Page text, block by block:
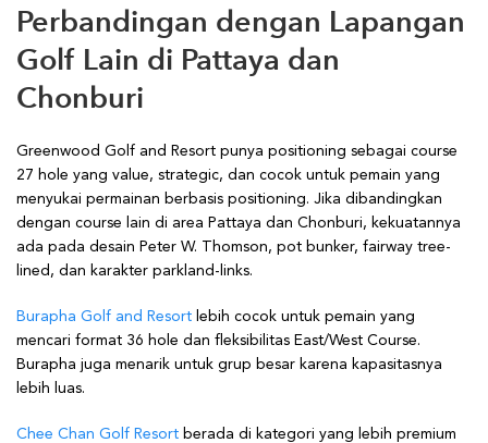
Perbandingan dengan Lapangan
Golf Lain di Pattaya dan
Chonburi
Greenwood Golf and Resort punya positioning sebagai course
27 hole yang value, strategic, dan cocok untuk pemain yang
menyukai permainan berbasis positioning. Jika dibandingkan
dengan course lain di area Pattaya dan Chonburi, kekuatannya
ada pada desain Peter W. Thomson, pot bunker, fairway tree-
lined, dan karakter parkland-links.
Burapha Golf and Resort lebih cocok untuk pemain yang
mencari format 36 hole dan fleksibilitas East/West Course.
Burapha juga menarik untuk grup besar karena kapasitasnya
lebih luas.
Chee Chan Golf Resort berada di kategori yang lebih premium